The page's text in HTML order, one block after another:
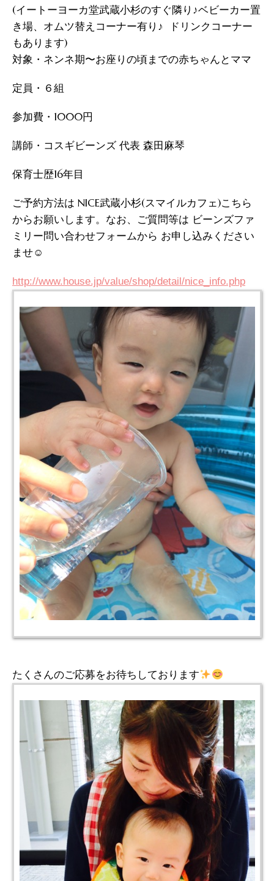
(イートーヨーカ堂武蔵小杉のすぐ隣り♪ベビーカー置
き場、オムツ替えコーナー有り♪ ドリンクコーナー
もあります)
対象・ネンネ期〜お座りの頃までの赤ちゃんとママ
定員・６組
参加費・1000円
講師・コスギビーンズ 代表 森田麻琴
保育士歴16年目
ご予約方法は NICE武蔵小杉(スマイルカフェ)こちら
からお願いします。なお、ご質問等は ビーンズファ
ミリー問い合わせフォームから お申し込みください
ませ☺︎
http://www.house.jp/value/shop/detail/nice_info.php
たくさんのご応募をお待ちしております